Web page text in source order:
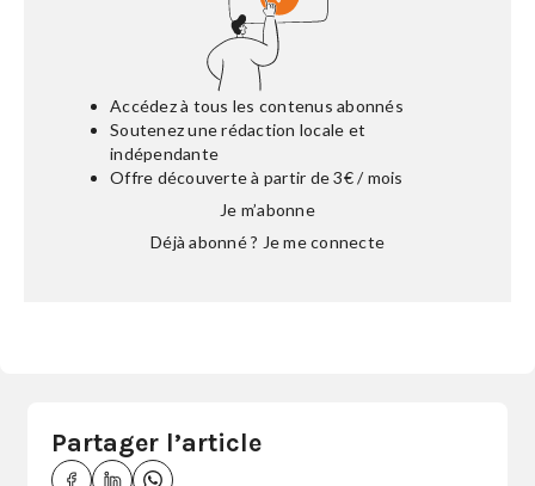
Accédez à tous les contenus abonnés
Soutenez une rédaction locale et
indépendante
Offre découverte à partir de 3€ / mois
Je m’abonne
Déjà abonné ? Je me connecte
Partager l’article